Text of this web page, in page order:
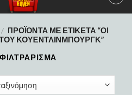
/ ΠΡΟΪΌΝΤΑ ΜΕ ΕΤΙΚΈΤΑ “ΟΙ
ΚΟΥΈΝΤΛΙΝΜΠΟΥΡΓΚ”
ΦΙΛΤΡΆΡΙΣΜΑ